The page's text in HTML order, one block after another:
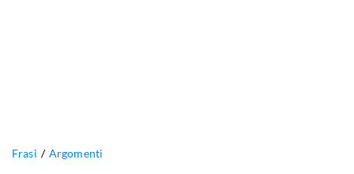
Frasi Argomenti